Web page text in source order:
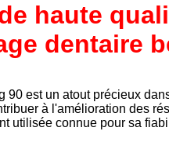
haute
dentaire
90 est un atout précieux
à l'amélioration des
utilisée connue pour sa